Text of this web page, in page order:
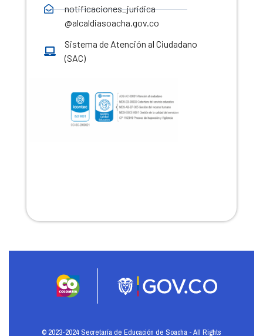
notificaciones_juridica
@alcaldiasoacha.gov.co
Sistema de Atención al Ciudadano
(SAC)
© 2023-2024 Secretaría de Educación de Soacha - All Rights